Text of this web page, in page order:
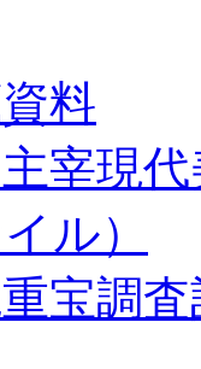
料
宰現
ル）
宝調